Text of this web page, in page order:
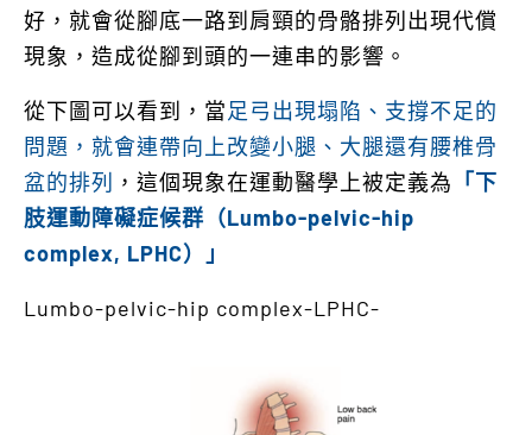
好，就會從腳底一路到肩頸的骨骼排列出現代償
現象，造成從腳到頭的一連串的影響。
從下圖可以看到，當足弓出現塌陷、支撐不足的
問題，就會連帶向上改變小腿、大腿還有腰椎骨
盆的排列
，這個現象在運動醫學上被定義為 「下
肢運動障礙症候群（Lumbo-pelvic-hip
complex, LPHC）」
Lumbo-pelvic-hip complex-LPHC-